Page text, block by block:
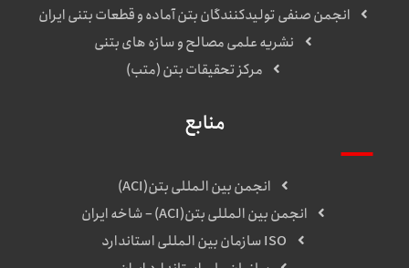
انجمن صنفی تولیدکنندگان بتن آماده و قطعات بتنی ایران
نشریه علمی مصالح و سازه های بتنی
مرکز تحقیقات بتن (متب)
منابع
انجمن بین المللی بتن(ACI)
انجمن بین المللی بتن(ACI) – شاخه ایران
ISO سازمان بین المللی استاندارد